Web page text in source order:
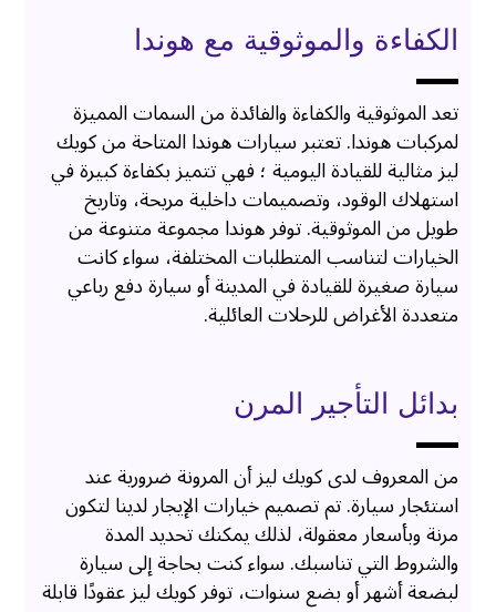
الكفاءة والموثوقية مع هوندا
تعد الموثوقية والكفاءة والفائدة من السمات المميزة
لمركبات هوندا. تعتبر سيارات هوندا المتاحة من كويك
ليز مثالية للقيادة اليومية ؛ فهي تتميز بكفاءة كبيرة في
استهلاك الوقود، وتصميمات داخلية مريحة، وتاريخ
طويل من الموثوقية. توفر هوندا مجموعة متنوعة من
الخيارات لتناسب المتطلبات المختلفة، سواء كانت
سيارة صغيرة للقيادة في المدينة أو سيارة دفع رباعي
متعددة الأغراض للرحلات العائلية.
بدائل التأجير المرن
من المعروف لدى كويك ليز أن المرونة ضرورية عند
استئجار سيارة. تم تصميم خيارات الإيجار لدينا لتكون
مرنة وبأسعار معقولة، لذلك يمكنك تحديد المدة
والشروط التي تناسبك. سواء كنت بحاجة إلى سيارة
لبضعة أشهر أو بضع سنوات، توفر كويك ليز عقودًا قابلة